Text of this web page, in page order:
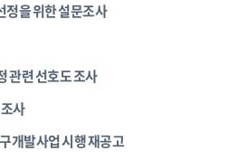
정을 위한 설문조사
관련 선호도 조사
사
개발사업 시행 재공고